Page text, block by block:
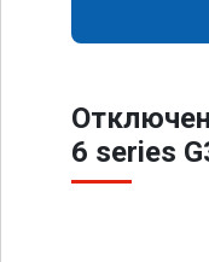
6 series